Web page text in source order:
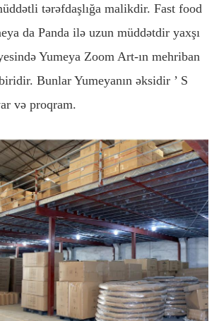
tərəfdaşlığa malikdir. Fast food
da Panda ilə uzun müddətdir yaxşı
Yumeya Zoom Art-ın mehriban
Bunlar Yumeyanın əksidir ’ S
və proqram.